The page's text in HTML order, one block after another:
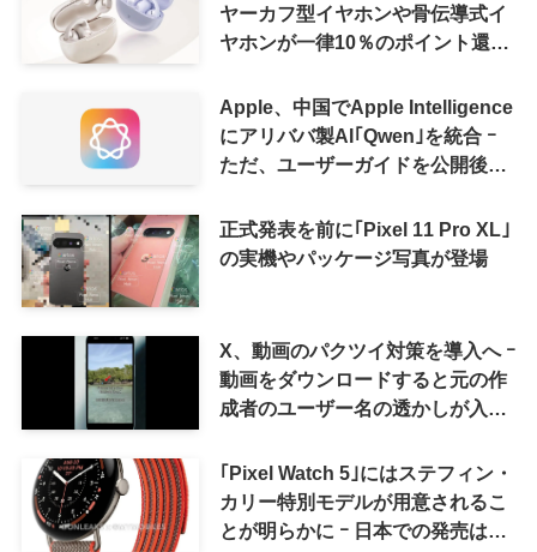
ヤーカフ型イヤホンや骨伝導式イ
ヤホンが一律10％のポイント還元
Apple、中国でApple Intelligence
にアリババ製AI｢Qwen｣を統合 ｰ
ただ、ユーザーガイドを公開後に
正式発表を前に｢Pixel 11 Pro XL｣
の実機やパッケージ写真が登場
X、動画のパクツイ対策を導入へ ｰ
動画をダウンロードすると元の作
成者のユーザー名の透かしが入る
｢Pixel Watch 5｣にはステフィン・
カリー特別モデルが用意されるこ
とが明らかに ｰ 日本での発売は期